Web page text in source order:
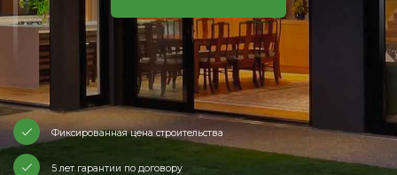
Фиксированная цена строительства
5 лет гарантии по договору